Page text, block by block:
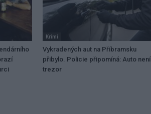
Krimi
Vykradených aut na Příbramsku
přibylo. Policie připomíná: Auto není
trezor